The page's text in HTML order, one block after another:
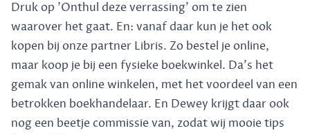
Druk op 'Onthul deze verrassing' om te zien
waarover het gaat. En: vanaf daar kun je het ook
kopen bij onze partner Libris. Zo bestel je online,
maar koop je bij een fysieke boekwinkel. Da's het
gemak van online winkelen, met het voordeel van een
betrokken boekhandelaar. En Dewey krijgt daar ook
nog een beetje commissie van, zodat wij mooie tips